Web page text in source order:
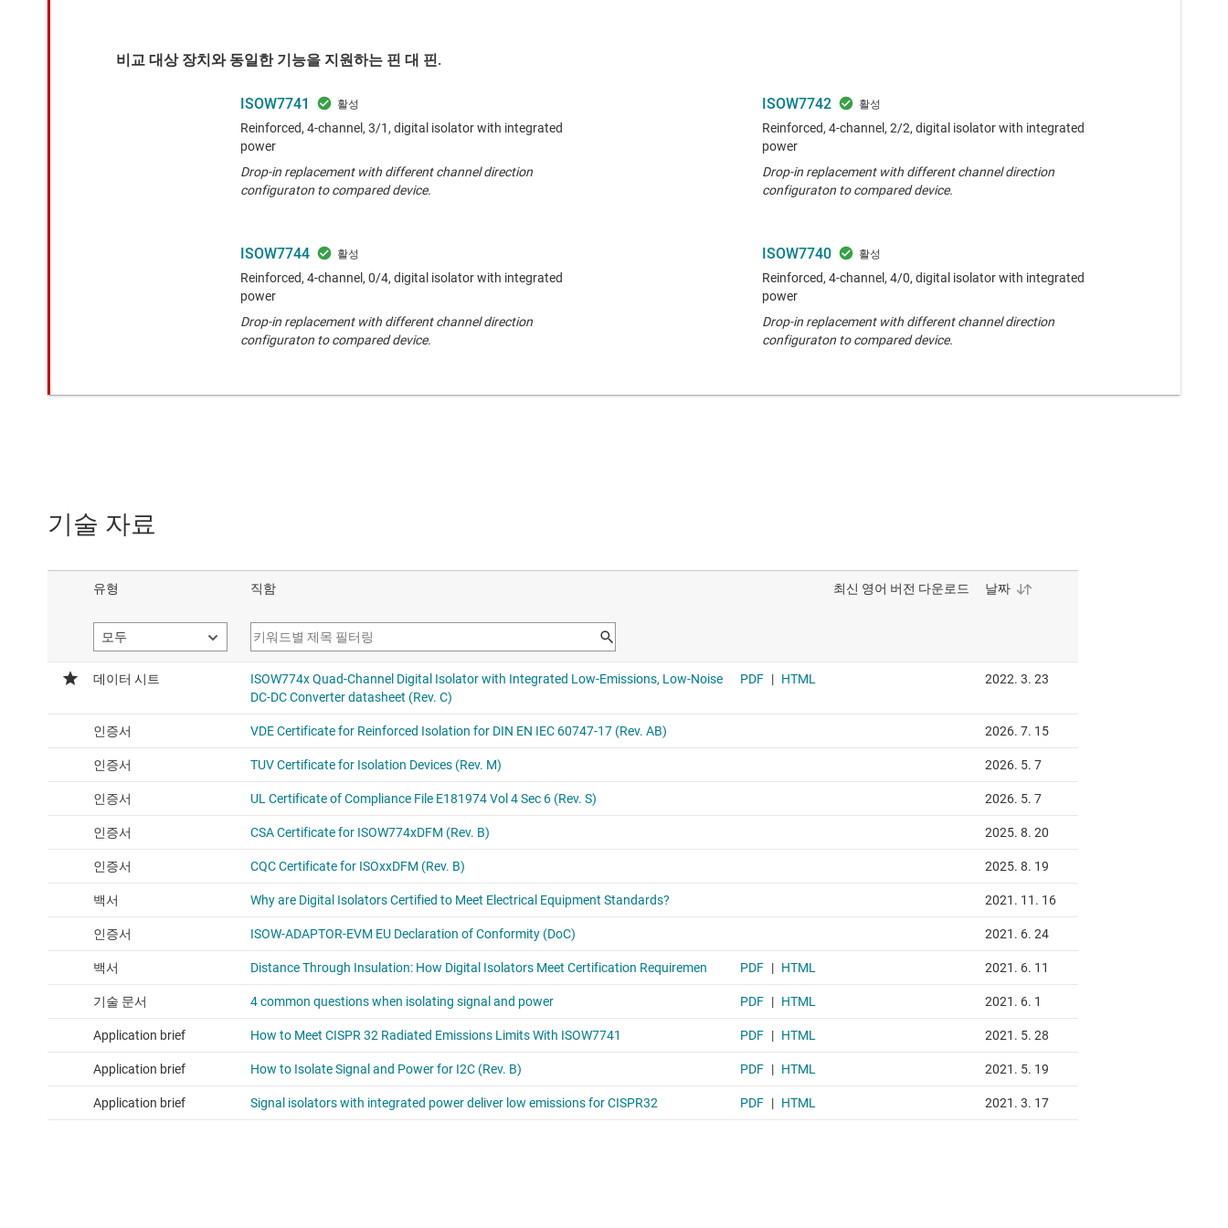
비교 대상 장치와 동일한 기능을 지원하는 핀 대 핀.
ISOW7741
Reinforced, 4-channel, 3/1, digital isolator with integrated
power
Drop-in replacement with different channel direction
configuraton to compared device.
ISOW7742
Reinforced, 4-channel, 2/2, digital isolator with integrated
power
Drop-in replacement with different channel direction
configuraton to compared device.
ISOW7744
Reinforced, 4-channel, 0/4, digital isolator with integrated
power
Drop-in replacement with different channel direction
configuraton to compared device.
ISOW7740
Reinforced, 4-channel, 4/0, digital isolator with integrated
power
Drop-in replacement with different channel direction
configuraton to compared device.
기술 자료